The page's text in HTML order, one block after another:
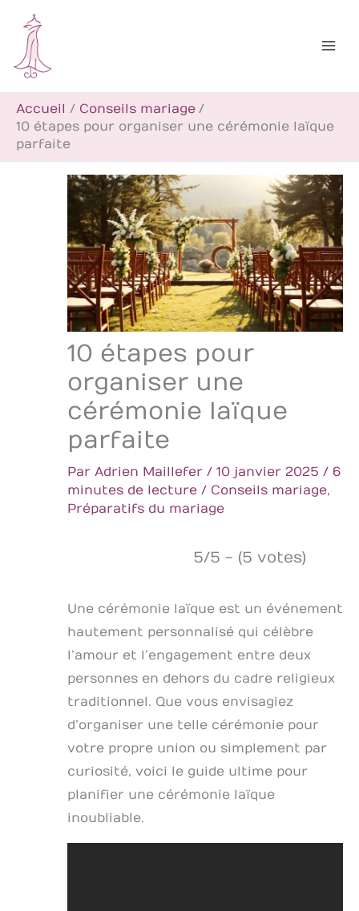
contenu
Accueil
Conseils mariage
10 étapes pour organiser une cérémonie laïque
parfaite
10 étapes pour
organiser une
cérémonie laïque
parfaite
Par Adrien Maillefer / 10 janvier 2025 / 6
minutes de lecture / Conseils mariage,
Préparatifs du mariage
5/5 - (5 votes)
Une cérémonie laïque est un événement
hautement personnalisé qui célèbre
l’amour et l’engagement entre deux
personnes en dehors du cadre religieux
traditionnel. Que vous envisagiez
d’organiser une telle cérémonie pour
votre propre union ou simplement par
curiosité, voici le guide ultime pour
planifier une cérémonie laïque
inoubliable.
c
h
e
r
c